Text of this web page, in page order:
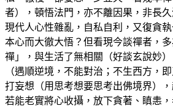
者），頓悟法門，亦不離因果，非長
現代人心性雜亂，自私自利，又復貪
本心而大徹大悟？但看現今談禪者，
禪」，與生活了無相關（好談玄說妙）
（遇順逆境，不能對治；不生西方，
打妄想（用思考想要思考出佛境界），
若能老實將心收攝，放下貪著、瞋恚